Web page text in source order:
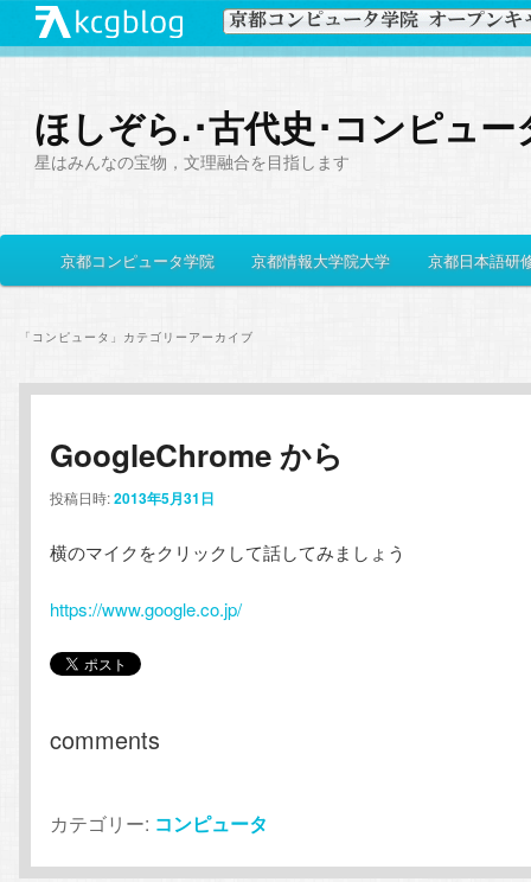
ほしぞら.･古代史･コンピュー
星はみんなの宝物，文理融合を目指します
イ
メ
ン
ン
テ
ン
ツ
サ
コ
テ
ン
ツ
へ
京都コンピュータ学院 京都情報大学院大学 京都日本語研
「 コンピュータ 」カテゴリーアーカイブ
GoogleChrome から
投稿日時:2013年5月31日
横のマイクをクリックして話してみましょう
https://www.google.co.jp/
comments
カテゴリー: コンピュータ